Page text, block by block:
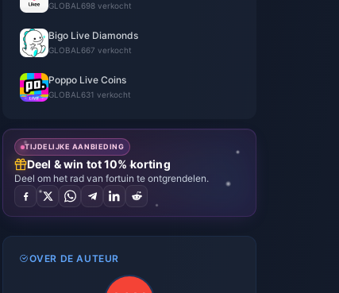
GLOBAL 698 verkocht
Bigo Live Diamonds
GLOBAL 667 verkocht
Poppo Live Coins
GLOBAL 631 verkocht
TIJDELIJKE AANBIEDING
Deel & win tot 10% korting
Deel om het rad van fortuin te ontgrendelen.
OVER DE AUTEUR